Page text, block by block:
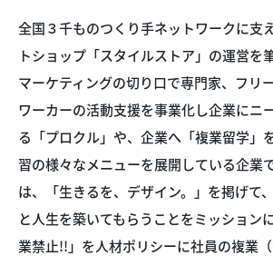
全国３千ものつくり手ネットワークに支
トショップ「スタイルストア」の運営を
マーケティングの切り口で専門家、フリ
ワーカーの活動支援を事業化し企業にニ
る「プロクル」や、企業へ「複業留学」
習の様々なメニューを展開している企業
は、「生きるを、デザイン。」を掲げて
と人生を築いてもらうことをミッション
業禁止!!」を人材ポリシーに社員の複業